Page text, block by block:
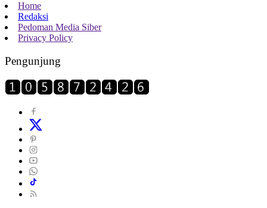
Home
Redaksi
Pedoman Media Siber
Privacy Policy
Pengunjung